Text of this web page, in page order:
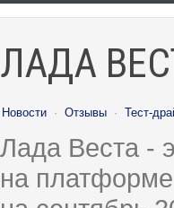
ЛАДА
Новости · Отзывы · Тест-
Лада Веста -
на